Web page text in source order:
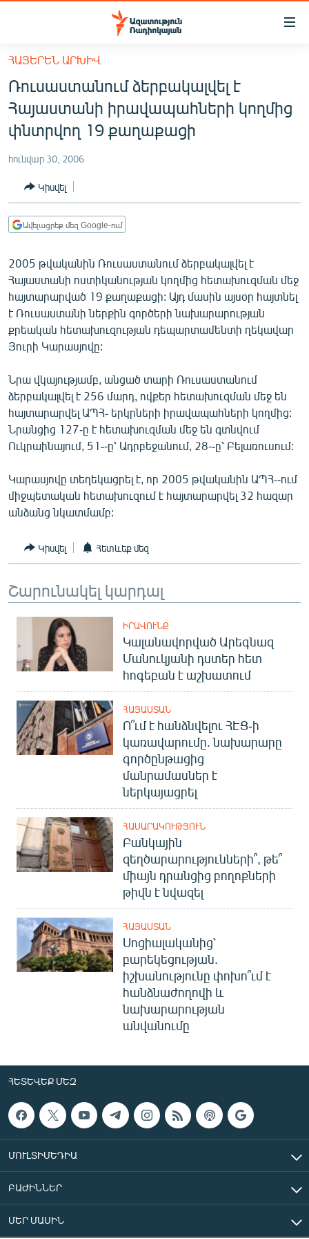
Մատչելիության
հիմնական
բովանդակությանը
Անցնել
հիմնական
մենյուին
ՔԱՂԱՔԱԿԱՆ
ՀԱՍԱՐԱԿՈՒԹՅՈՒՆ
ՏՆՏԵՍՈՒԹՅՈՒՆ
ՊԱՏԵՐԱԶՄԻ 6 ՇԱԲԱԹՆԵՐԸ
ՏԱՐԱԾԱՇՐՋԱՆ
ՄԻՋԱԶԳԱՅԻՆ
ՄՇԱԿՈՒՅԹ
ՄԵԿՆԱԲԱՆՈՒԹՅՈՒՆ
ՏՏ ԵՒ ԻՆՏԵՐՆԵՏ
ԿՈՐՈՆԱՎԻՐՈՒՍ
ՏԵՍԱՆՅՈՒԹԵՐ
ԲԱՆԱՎԵՃ
ՁԳՏԵԼՈՎ ԼԱՎԱԳՈՒՅՆԻՆ
Հայերեն
English
Русский
ՀԵՏԵՎԵՔ ՄԵԶ
«Ազատության» բոլոր կայքերը
ՀԱՅԵՐԵՆ ԱՐԽԻՎ
Ռուսաստանում ձերբակալվել է
Հայաստանի իրավապահների կողմից
փնտրվող 19 քաղաքացի
հունվար 30, 2006
Կիսվել
Ավելացրեք մեզ Google-ում
2005 թվականին Ռուսաստանում ձերբակալվել է
Հայաստանի ոստիկանության կողմից հետախուզման մեջ
հայտարարված 19 քաղաքացի: Այդ մասին այսօր հայտնել
է Ռուսաստանի ներքին գործերի նախարարության
քրեական հետախուզության դեպարտամենտի ղեկավար
Յուրի Կարասյովը:
Նրա վկայությամբ, անցած տարի Ռուսաստանում
ձերբակալվել է 256 մարդ, ովքեր հետախուզման մեջ են
հայտարարվել ԱՊՀ֊ երկրների իրավապահների կողմից:
Նրանցից 127-ը է հետախուզման մեջ են գտնվում
Ուկրաինայում, 51֊-ը՝ Ադրբեջանում, 28-֊ը՝ Բելառուսում:
Կարասյովը տեղեկացրել է, որ 2005 թվականին ԱՊՀ֊-ում
միջպետական հետախուզում է հայտարարվել 32 հազար
անձանց նկատմամբ:
Կիսվել Հետևեք մեզ
Շարունակել կարդալ
ԻՐԱՎՈՒՆՔ
Կալանավորված Արեգնազ
Մանուկյանի դստեր հետ
հոգեբան է աշխատում
ՀԱՅԱՍՏԱՆ
Ո՞ւմ է հանձնվելու ՀԷՑ-ի
կառավարումը. նախարարը
գործընթացից
մանրամասներ է
ներկայացրել
ՀԱՍԱՐԱԿՈՒԹՅՈՒՆ
Բանկային
զեղծարարությունների՞, թե՞
միայն դրանցից բողոքների
թիվն է նվազել
ՀԱՅԱՍՏԱՆ
Սոցիալականից՝
բարեկեցության.
իշխանությունը փոխո՞ւմ է
հանձնաժողովի և
նախարարության
անվանումը
ՀԵՏԵՎԵՔ ՄԵԶ
ՄՈՒԼՏԻՄԵԴԻԱ
ԲԱԺԻՆՆԵՐ
ՄԵՐ ՄԱՍԻՆ